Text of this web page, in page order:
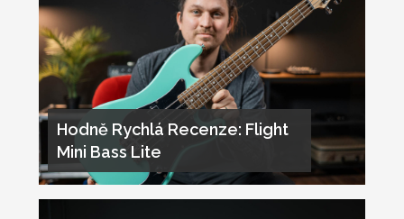
Hodně Rychlá Recenze: Flight
Mini Bass Lite